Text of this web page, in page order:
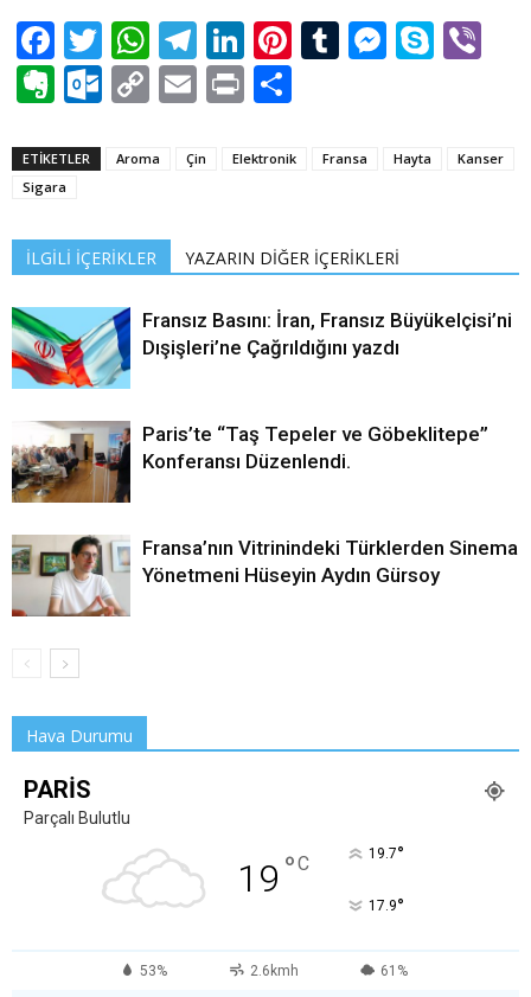
Facebook
TwitterWhatsApp
Telegram
LinkedIn
Pinterest
Tumblr
Evernote
Outlook.com
CopyEmailPrint
ETİKETLER Aroma Çin Elektronik Fransa Hayta
Kanser
Sigara
İLGİLİ İÇERİKLER YAZARIN DİĞER İÇERİKLERİ
Fransız Basını: İran, Fransız Büyükelçisi’ni
Dışişleri’ne Çağrıldığını yazdı
Paris’te “Taş Tepeler ve Göbeklitepe”
Konferansı Düzenlendi.
Fransa’nın Vitrinindeki Türklerden Sinema
Yönetmeni Hüseyin Aydın Gürsoy
Hava Durumu
PARIS
Parçalı Bulutlu
19 °C 19.7°
17.9°
53% 2.6kmh 61%